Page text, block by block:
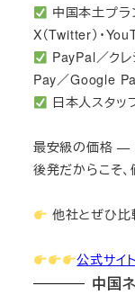
中国本土プラ
X（Twitter）・
PayPal／クレ
Pay／Google
日本人スタッ
最安級の価格 —
後発だからこそ
他社とぜひ比
公式サイ
中国